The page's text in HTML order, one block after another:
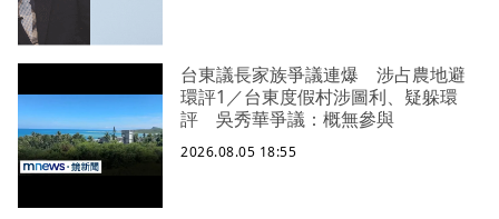
台東議長家族爭議連爆 涉占農地避
環評1／台東度假村涉圖利、疑躲環
評 吳秀華爭議：概無參與
2026.08.05 18:55